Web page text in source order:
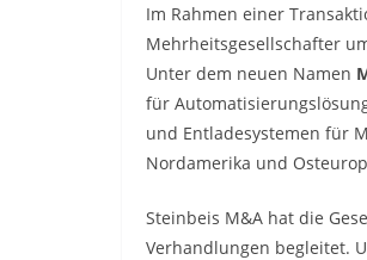
Im Rahmen einer
Mehrheitsgesellschafter
Unter dem neuen Namen
für
und Entladesystemen für
Nordamerika und
Steinbeis M&A hat die
Verhandlungen begleitet.